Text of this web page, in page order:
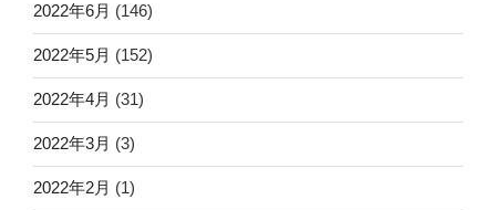
2022年6月 (146)
2022年5月 (152)
2022年4月 (31)
2022年3月 (3)
2022年2月 (1)